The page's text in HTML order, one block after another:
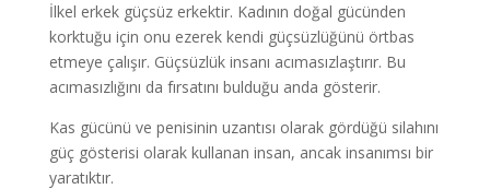
İlkel erkek güçsüz erkektir. Kadının doğal gücünden
korktuğu için onu ezerek kendi güçsüzlüğünü örtbas
etmeye çalışır. Güçsüzlük insanı acımasızlaştırır. Bu
acımasızlığını da fırsatını bulduğu anda gösterir.
Kas gücünü ve penisinin uzantısı olarak gördüğü silahını
güç gösterisi olarak kullanan insan, ancak insanımsı bir
yaratıktır.